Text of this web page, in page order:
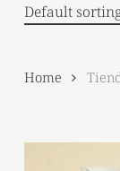
Default
Home